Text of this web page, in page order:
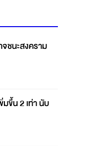
ชนะสงคราม
ขึ้น 2 เท่า นับ